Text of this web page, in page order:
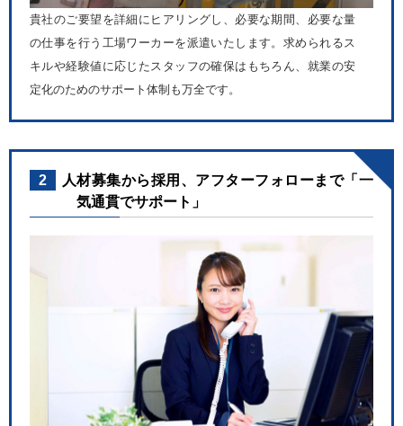
貴社のご要望を詳細にヒアリングし、必要な期間、必要な量
の仕事を行う工場ワーカーを派遣いたします。求められるス
キルや経験値に応じたスタッフの確保はもちろん、就業の安
定化のためのサポート体制も万全です。
2
人材募集から採用、アフターフォローまで「一
気通貫でサポート」